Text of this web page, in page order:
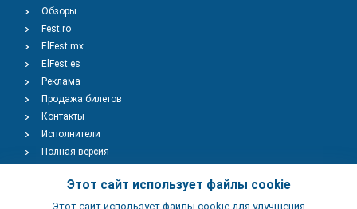
Этот сайт использует файлы cookie
Этот сайт использует файлы cookie для улучшения
Обзоры
Fest.ro
ElFest.mx
ElFest.es
Реклама
Продажа билетов
Контакты
Исполнители
Полная версия